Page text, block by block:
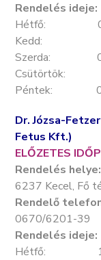
Rendelés ideje:
Hétfő:
Szerda:
Péntek:
Dr. Józsa-
Fetus Kft.)
ELŐZETES
Rendelés helye:
6237 Kecel, Fő
Rendelő
0670/6201-39
Rendelés ideje:
Hétfő: